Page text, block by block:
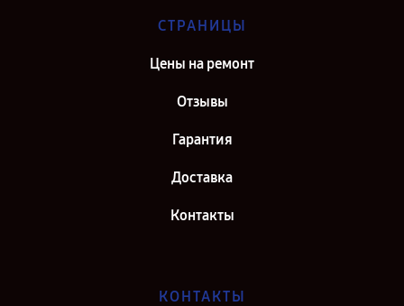
СТРАНИЦЫ
Цены на ремонт
Отзывы
Гарантия
Доставка
Контакты
КОНТАКТЫ